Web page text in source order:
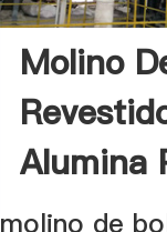
Molino
Alumina
.
molino de